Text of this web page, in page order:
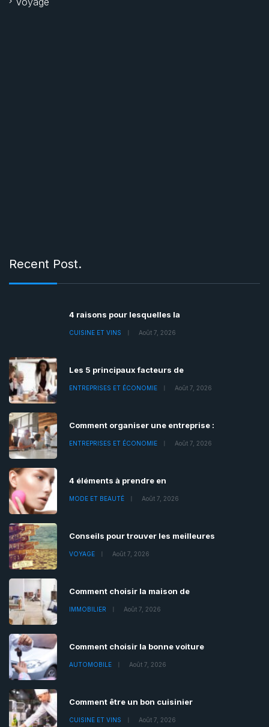
Recent Post.
4 raisons pour lesquelles la
CUISINE ET VINS Août 7, 2026
Les 5 principaux facteurs de
ENTREPRISES ET ÉCONOMIE Août 7, 2026
Comment organiser une entreprise :
ENTREPRISES ET ÉCONOMIE Août 7, 2026
4 éléments à prendre en
MODE ET BEAUTÉ Août 7, 2026
Conseils pour trouver les meilleures
VOYAGE Août 7, 2026
Comment choisir la maison de
IMMOBILIER Août 7, 2026
Comment choisir la bonne voiture
AUTOMOBILE Août 7, 2026
Comment être un bon cuisinier
CUISINE ET VINS Août 7, 2026